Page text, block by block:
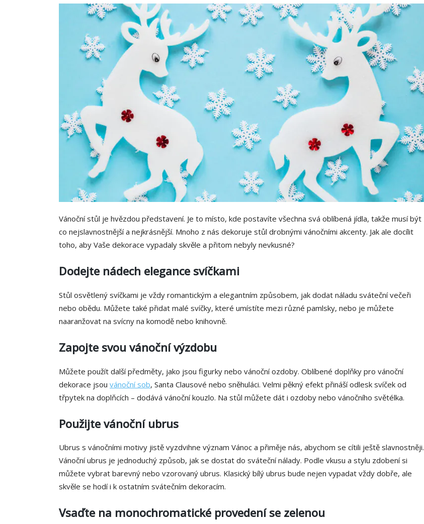
Vánoční stůl je hvězdou představení. Je to místo, kde postavíte všechna svá oblíbená jídla, takže musí být
co nejslavnostnější a nejkrásnější. Mnoho z nás dekoruje stůl drobnými vánočními akcenty. Jak ale docílit
toho, aby Vaše dekorace vypadaly skvěle a přitom nebyly nevkusné?
Dodejte nádech elegance svíčkami
Stůl osvětlený svíčkami je vždy romantickým a elegantním způsobem, jak dodat náladu sváteční večeři
nebo obědu. Můžete také přidat malé svíčky, které umístíte mezi různé pamlsky, nebo je můžete
naaranžovat na svícny na komodě nebo knihovně.
Zapojte svou vánoční výzdobu
Můžete použít další předměty, jako jsou figurky nebo vánoční ozdoby. Oblíbené doplňky pro vánoční
dekorace jsou vánoční sob, Santa Clausové nebo sněhuláci. Velmi pěkný efekt přináší odlesk svíček od
třpytek na doplňcích – dodává vánoční kouzlo. Na stůl můžete dát i ozdoby nebo vánočního světélka.
Použijte vánoční ubrus
Ubrus s vánočními motivy jistě vyzdvihne význam Vánoc a přiměje nás, abychom se cítili ještě slavnostněji.
Vánoční ubrus je jednoduchý způsob, jak se dostat do sváteční nálady. Podle vkusu a stylu zdobení si
můžete vybrat barevný nebo vzorovaný ubrus. Klasický bílý ubrus bude nejen vypadat vždy dobře, ale
skvěle se hodí i k ostatním svátečním dekoracím.
Vsaďte na monochromatické provedení se zelenou